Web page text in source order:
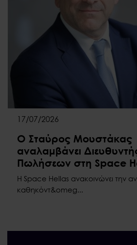
17/07/2026
Ο Σταύρος Μουστάκας
αναλαμβάνει
Πωλήσεων στη Space
Η Space Hellas ανακοινώνει την
καθηκόντ&omeg...